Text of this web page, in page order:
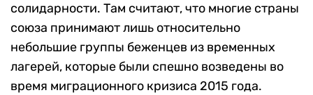
солидарности. Там считают, что многие страны
союза принимают лишь относительно
небольшие группы беженцев из временных
лагерей, которые были спешно возведены во
время миграционного кризиса 2015 года.